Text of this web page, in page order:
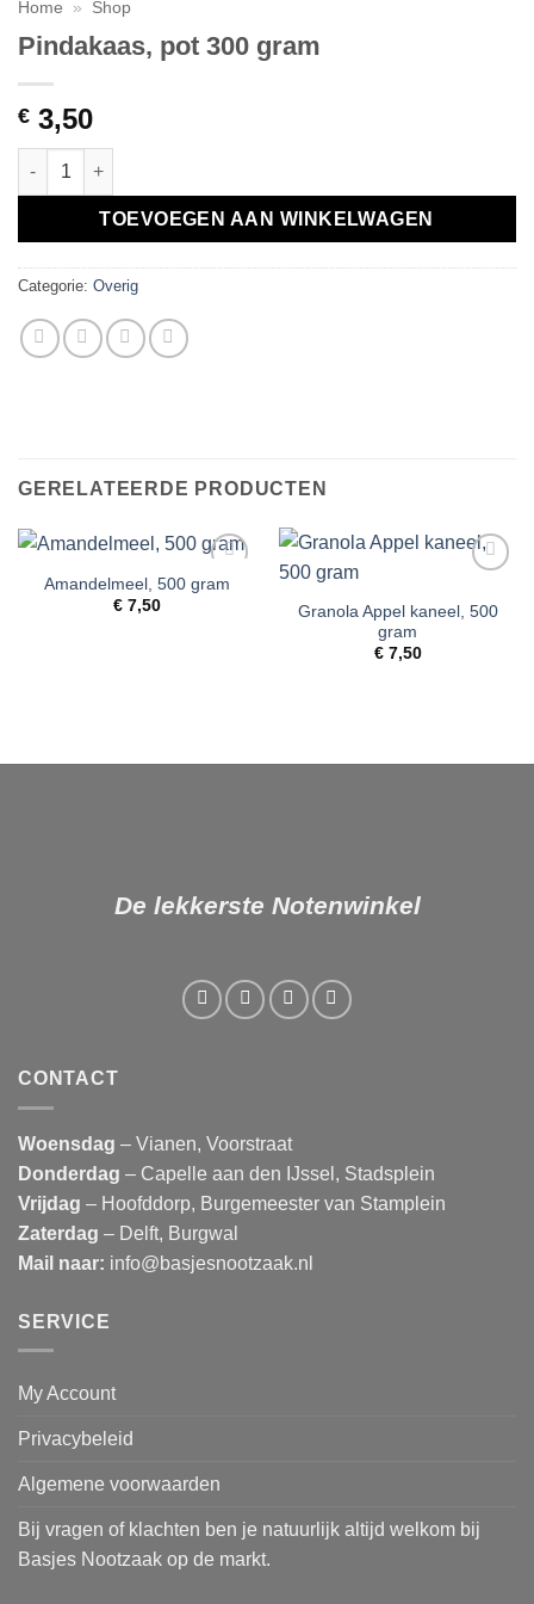
Home » Shop
Pindakaas, pot 300 gram
€ 3,50
Pindakaas, pot 300 gram aantal
TOEVOEGEN AAN WINKELWAGEN
Categorie: Overig
GERELATEERDE PRODUCTEN
Toevoegen
Amandelmeel, 500 gram
€7,50
aan
verlanglijst
Granola Appel kaneel, 500
gram
€7,50
De lekkerste Notenwinkel
CONTACT
Woensdag – Vianen, Voorstraat
Donderdag – Capelle aan den IJssel, Stadsplein
Vrijdag – Hoofddorp, Burgemeester van Stamplein
Zaterdag – Delft, Burgwal
Mail naar: info@basjesnootzaak.nl
SERVICE
My Account
Privacybeleid
Algemene voorwaarden
Bij vragen of klachten ben je natuurlijk altijd welkom bij
Basjes Nootzaak op de markt.